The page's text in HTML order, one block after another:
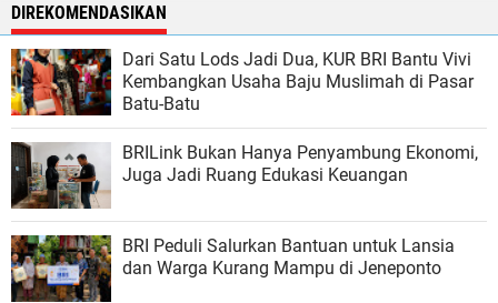
DIREKOMENDASIKAN
Dari Satu Lods Jadi Dua, KUR BRI Bantu Vivi
Kembangkan Usaha Baju Muslimah di Pasar
Batu-Batu
BRILink Bukan Hanya Penyambung Ekonomi,
Juga Jadi Ruang Edukasi Keuangan
BRI Peduli Salurkan Bantuan untuk Lansia
dan Warga Kurang Mampu di Jeneponto